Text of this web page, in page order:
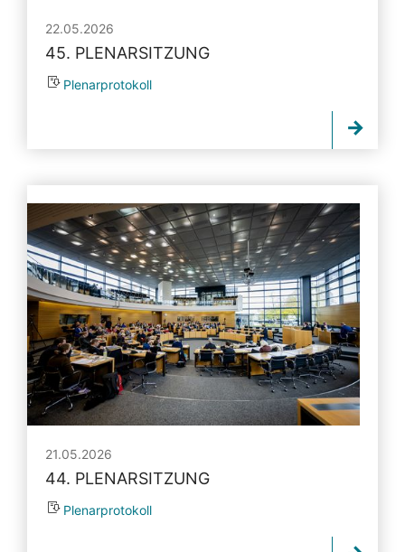
22.05.2026
45. PLENARSITZUNG
Plenarprotokoll
21.05.2026
44. PLENARSITZUNG
Plenarprotokoll